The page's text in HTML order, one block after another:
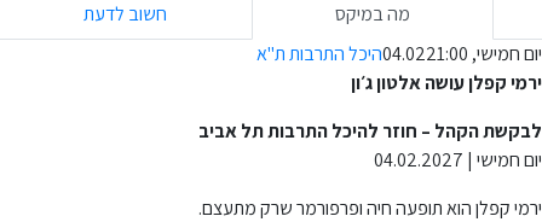
מה במיקס
חשוב לדעת
יום חמישי, 04.02 21:00
היכל התרבות ת"א
ירמי קפלן עושה אלטון ג׳ון
לבקשת הקהל – חוזר להיכל התרבות תל אביב
יום חמישי | 04.02.2027
ירמי קפלן הוא תופעה חיה ופרפורמר שרק מתעצם.